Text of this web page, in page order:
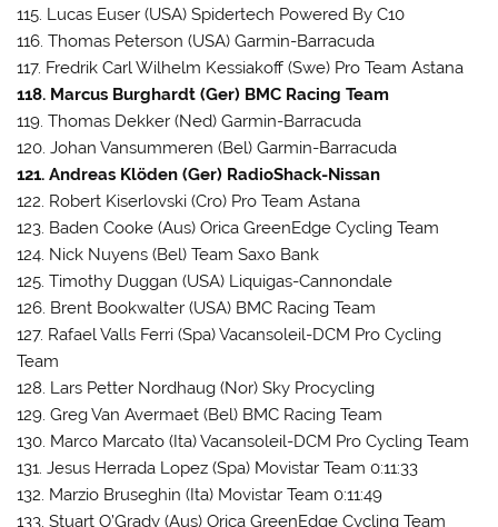
115. Lucas Euser (USA) Spidertech Powered By C10
116. Thomas Peterson (USA) Garmin-Barracuda
117. Fredrik Carl Wilhelm Kessiakoff (Swe) Pro Team Astana
118. Marcus Burghardt (Ger) BMC Racing Team
119. Thomas Dekker (Ned) Garmin-Barracuda
120. Johan Vansummeren (Bel) Garmin-Barracuda
121. Andreas Klöden (Ger) RadioShack-Nissan
122. Robert Kiserlovski (Cro) Pro Team Astana
123. Baden Cooke (Aus) Orica GreenEdge Cycling Team
124. Nick Nuyens (Bel) Team Saxo Bank
125. Timothy Duggan (USA) Liquigas-Cannondale
126. Brent Bookwalter (USA) BMC Racing Team
127. Rafael Valls Ferri (Spa) Vacansoleil-DCM Pro Cycling
Team
128. Lars Petter Nordhaug (Nor) Sky Procycling
129. Greg Van Avermaet (Bel) BMC Racing Team
130. Marco Marcato (Ita) Vacansoleil-DCM Pro Cycling Team
131. Jesus Herrada Lopez (Spa) Movistar Team 0:11:33
132. Marzio Bruseghin (Ita) Movistar Team 0:11:49
133. Stuart O’Grady (Aus) Orica GreenEdge Cycling Team